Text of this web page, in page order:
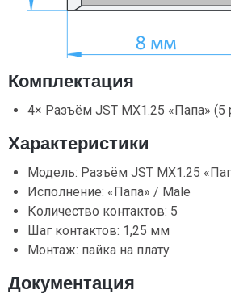
Комплектация
4× Разъём JST MX1.25 «Папа» (5
Характеристики
Модель: Разъём JST MX1.25
Исполнение: «Папа» / Male
Количество контактов: 5
Шаг контактов: 1,25 мм
Монтаж: пайка на плату
Документация